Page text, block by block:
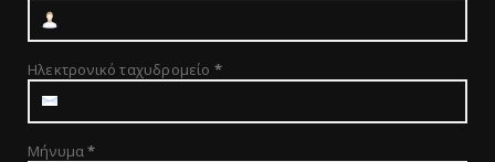
Ηλεκτρονικό ταχυδρομείο *
Μήνυμα*